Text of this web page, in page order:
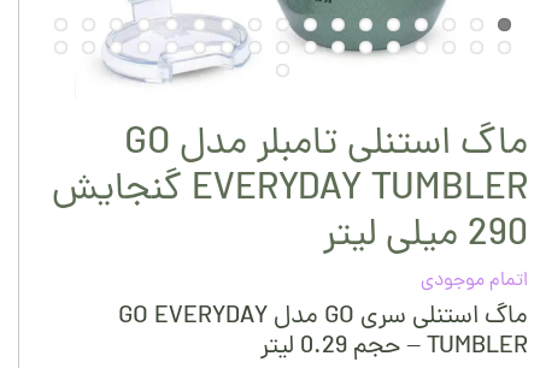
ماگ استنلی تامبلر مدل GO
EVERYDAY TUMBLER گنجایش
290 میلی لیتر
اتمام موجودی
ماگ استنلی سری GO مدل GO EVERYDAY
TUMBLER – حجم 0.29 لیتر